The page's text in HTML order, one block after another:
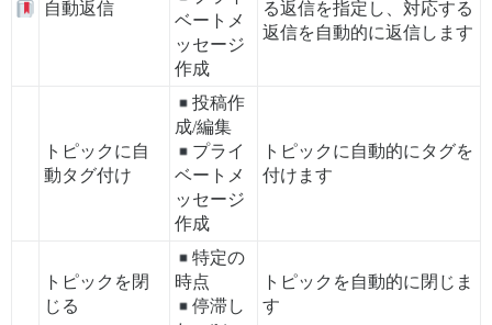
自動返信
ベートメ
ッセージ
作成
る返信を指定し、対応する
返信を自動的に返信します
トピックに自
動タグ付け
投稿作
成/編集
プライ
ベートメ
ッセージ
作成
トピックに自動的にタグを
付けます
トピックを閉
じる
特定の
時点
停滞し
トピックを自動的に閉じま
す